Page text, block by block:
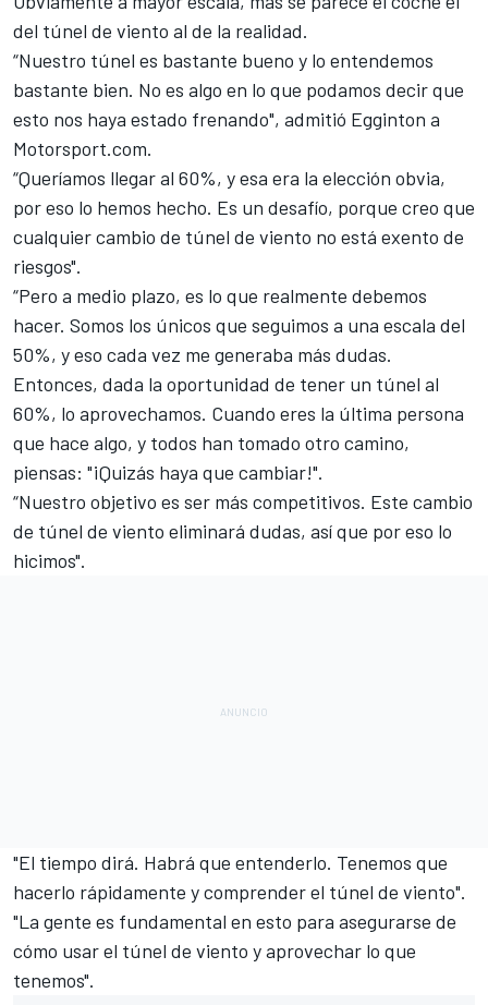
del túnel de viento al de la realidad.
“Nuestro túnel es bastante bueno y lo entendemos
bastante bien. No es algo en lo que podamos decir que
esto nos haya estado frenando", admitió Egginton a
Motorsport.com.
“Queríamos llegar al 60%, y esa era la elección obvia,
por eso lo hemos hecho. Es un desafío, porque creo que
cualquier cambio de túnel de viento no está exento de
riesgos".
“Pero a medio plazo, es lo que realmente debemos
hacer. Somos los únicos que seguimos a una escala del
50%, y eso cada vez me generaba más dudas.
Entonces, dada la oportunidad de tener un túnel al
60%, lo aprovechamos. Cuando eres la última persona
que hace algo, y todos han tomado otro camino,
piensas: "¡Quizás haya que cambiar!".
“Nuestro objetivo es ser más competitivos. Este cambio
de túnel de viento eliminará dudas, así que por eso lo
hicimos".
"El tiempo dirá. Habrá que entenderlo. Tenemos que
hacerlo rápidamente y comprender el túnel de viento".
"La gente es fundamental en esto para asegurarse de
cómo usar el túnel de viento y aprovechar lo que
tenemos".